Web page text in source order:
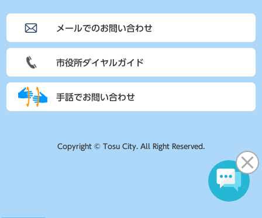
メールでのお問い合わせ
市役所ダイヤルガイド
手話でお問い合わせ
Copyright © Tosu City. All Right Reserved.